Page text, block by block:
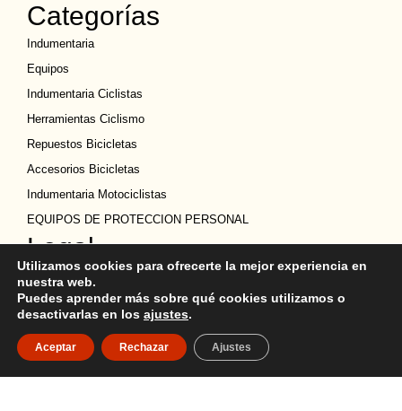
Categorías
Indumentaria
Equipos
Indumentaria Ciclistas
Herramientas Ciclismo
Repuestos Bicicletas
Accesorios Bicicletas
Indumentaria Motociclistas
EQUIPOS DE PROTECCION PERSONAL
Legal
Política de privacidad
Términos y condiciones
Política de devoluciones
Descargo de Responsabilidad
Utilizamos cookies para ofrecerte la mejor experiencia en
nuestra web.
Puedes aprender más sobre qué cookies utilizamos o
desactivarlas en los ajustes.
Aceptar Rechazar Ajustes